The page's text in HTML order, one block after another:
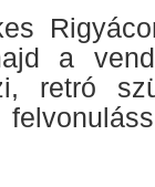
a
retró